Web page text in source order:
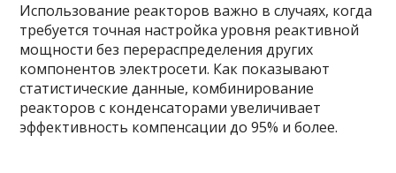
Использование реакторов важно в случаях, когда
требуется точная настройка уровня реактивной
мощности без перераспределения других
компонентов электросети. Как показывают
статистические данные, комбинирование
реакторов с конденсаторами увеличивает
эффективность компенсации до 95% и более.